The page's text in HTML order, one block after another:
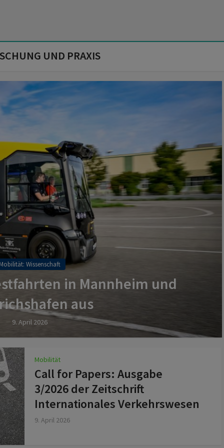
UND PRAXIS
Wissenschaft
in Mannheim und
aus
9. April 2026
Mobilität
Call for Papers: Ausgabe
3/2026 der Zeitschrift
Internationales Verkehrswesen
9. April 2026